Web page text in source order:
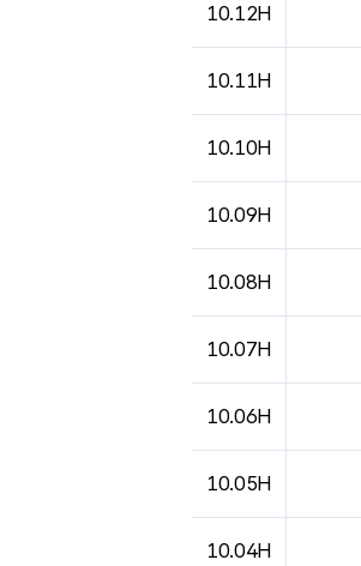
10.12H
10.11H
10.10H
10.09H
10.08H
10.07H
10.06H
10.05H
10.04H